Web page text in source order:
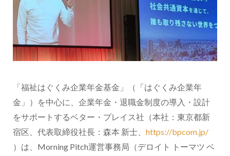
「福祉はぐくみ企業年金基金」（「はぐくみ企業年
金」）を中心に、企業年金・退職金制度の導入・設計
をサポートするベター・プレイス社（本社：東京都新
宿区、代表取締役社長：森本 新士、 https://bpcom.jp/
）は、Morning Pitch運営事務局（デロイト トーマツ ベ